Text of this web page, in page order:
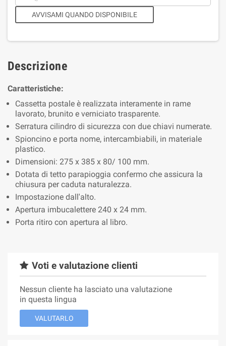
AVVISAMI QUANDO DISPONIBILE
Descrizione
Caratteristiche:
Cassetta postale è realizzata interamente in rame
lavorato, brunito e verniciato trasparente.
Serratura cilindro di sicurezza con due chiavi numerate.
Spioncino e porta nome, intercambiabili, in materiale
plastico.
Dimensioni: 275 x 385 x 80/ 100 mm.
Dotata di tetto parapioggia confermo che assicura la
chiusura per caduta naturalezza.
Impostazione dall'alto.
Apertura imbucalettere 240 x 24 mm.
Porta ritiro con apertura al libro.
Voti e valutazione clienti
Nessun cliente ha lasciato una valutazione
in questa lingua
VALUTARLO